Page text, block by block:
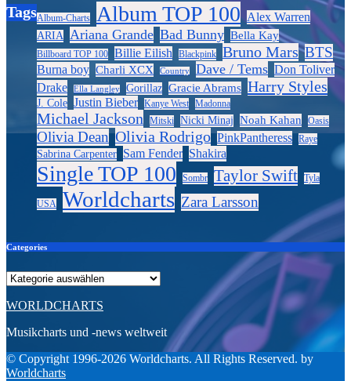
TagsAlbum-Charts Album TOP 100 Alex Warren
ARIA Ariana Grande Bad Bunny Bella Kay
Billboard TOP 100 Billie Eilish Blackpink Bruno Mars BTS
Burna boy Charli XCX Country Dave / Tems Don Toliver
Drake Ella Langley Gorillaz Gracie Abrams Harry Styles
J. Cole Justin Bieber Kanye West Madonna
Michael Jackson Mitski Nicki Minaj Noah Kahan Oasis
Olivia Dean Olivia Rodrigo PinkPantheress Raye
Sabrina Carpenter Sam Fender Shakira
Single TOP 100 Sombr Taylor Swift Tyla
USA Worldcharts Zara Larsson
Categories
Categories
WORLDCHARTS
Musikcharts und -news weltweit
© Copyright 1996-2026 Worldcharts. All Rights Reserved. by
Worldcharts